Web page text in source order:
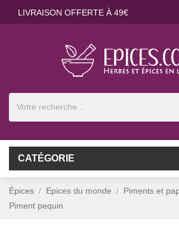
LIVRAISON OFFERTE À 49€
CATÉGORIE
Épices Epices du monde
Piments et
Piment pequin